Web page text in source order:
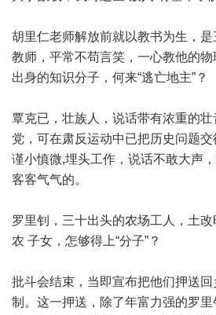
胡里仁老师解放前就以教书为生，
教师，平常不苟言笑，一心教他的
出身的知识分子，何来“逃亡地主”？
覃克已，壮族人，说话带有浓重的
党，可在肃反运动中已把历史问题
谨小慎微,埋头工作，说话不敢大声
客客气气的。
罗里钊，三十出头的农场工人，土
农 子女，怎够得上“分子”？
批斗会结束，当即宣布把他们押送
制。这一押送，除了年富力强的罗里